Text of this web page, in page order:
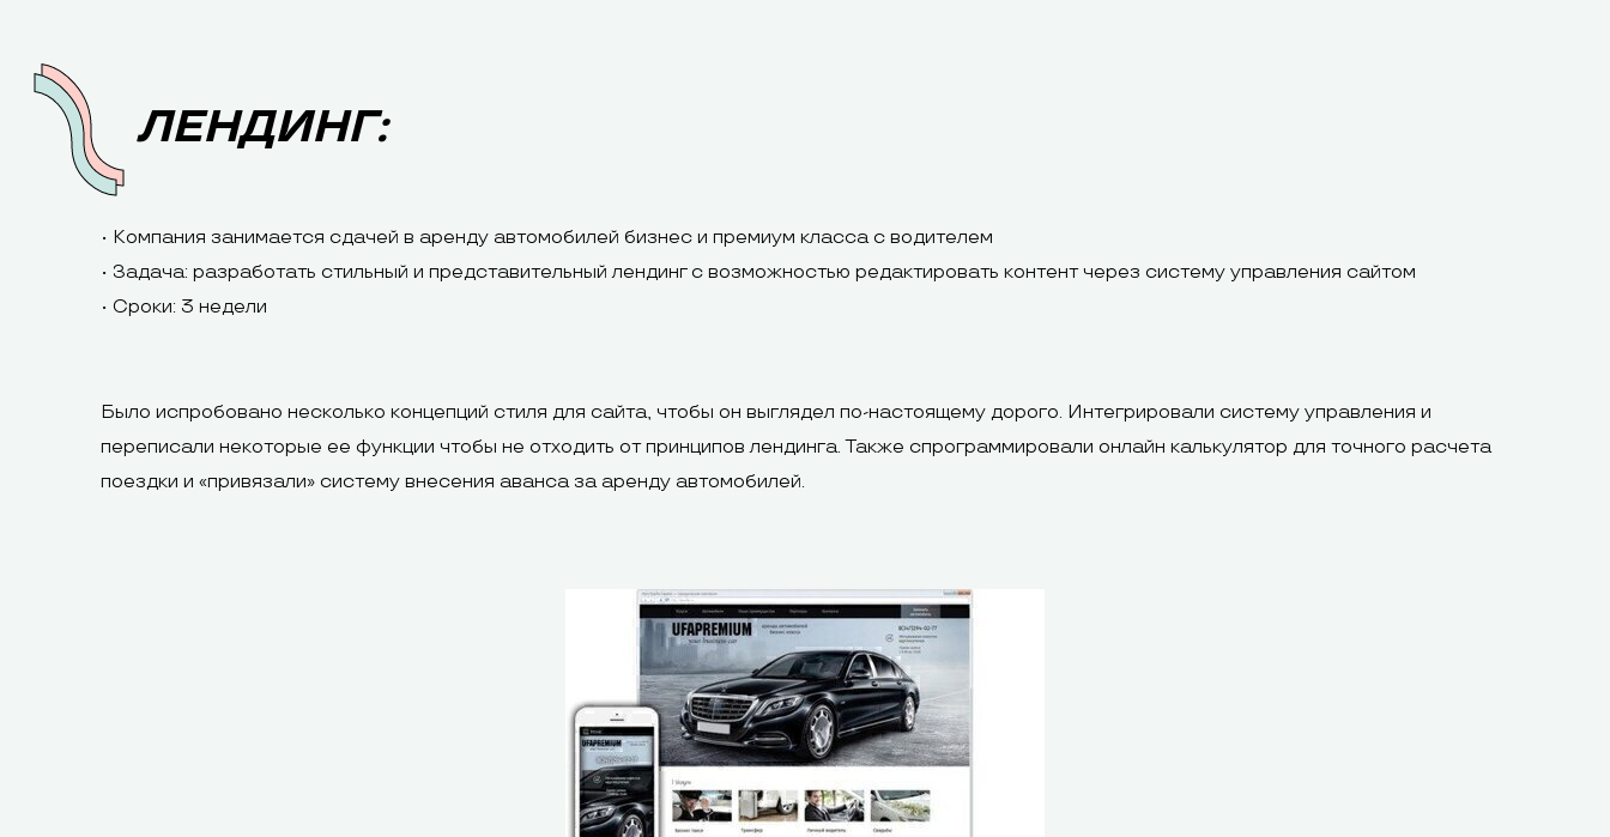
ЛЕНДИНГ:
• Компания занимается сдачей в аренду автомобилей бизнес и премиум класса с водителем
• Задача: разработать стильный и представительный лендинг с возможностью редактировать контент через систему управления сайтом
• Сроки: 3 недели
Было испробовано несколько концепций стиля для сайта, чтобы он выглядел по-настоящему дорого. Интегрировали систему управления и
переписали некоторые ее функции чтобы не отходить от принципов лендинга. Также спрограммировали онлайн калькулятор для точного расчета
поездки и «привязали» систему внесения аванса за аренду автомобилей.